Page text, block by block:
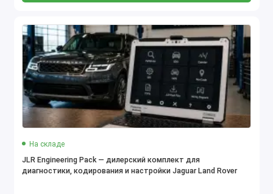
На складе
JLR Engineering Pack — дилерский комплект для
диагностики, кодирования и настройки Jaguar Land Rover